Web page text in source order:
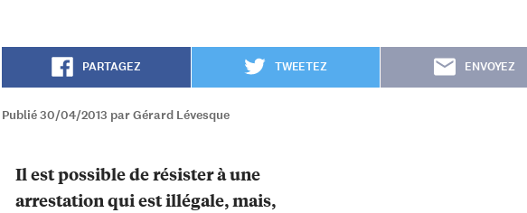
PARTAGEZ TWEETEZ ENVOYEZ
Publié 30/04/2013 par Gérard Lévesque
Il est possible de résister à une
arrestation qui est illégale, mais,